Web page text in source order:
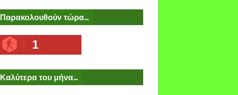
Παρακολουθούν τώρα...
1
Καλύτερα του μήνα...